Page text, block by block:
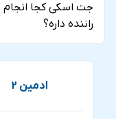
جت اسکی کجا
راننده داره؟
ادمین 2